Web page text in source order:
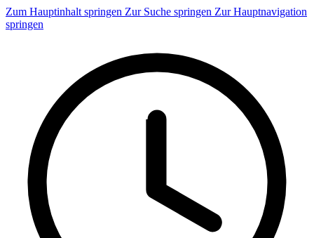
Zum Hauptinhalt springen Zur Suche springen Zur Hauptnavigation
springen